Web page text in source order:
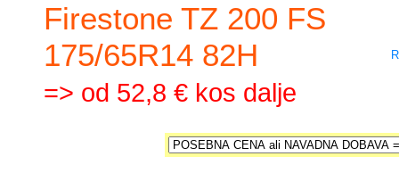
Firestone TZ 200 FS
175/65R14 82H
=> od 52,8 € kos dalje